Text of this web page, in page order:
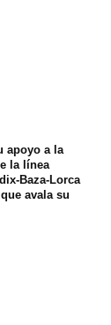
apoyo a la
la línea
Baza-Lorca
avala su